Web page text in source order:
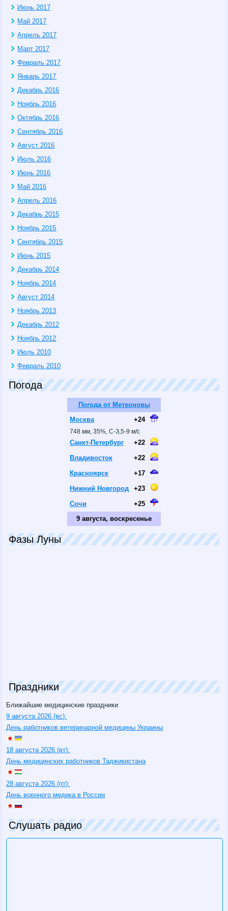
Июнь 2017
Май 2017
Апрель 2017
Март 2017
Февраль 2017
Январь 2017
Декабрь 2016
Ноябрь 2016
Октябрь 2016
Сентябрь 2016
Август 2016
Июль 2016
Июнь 2016
Май 2016
Апрель 2016
Декабрь 2015
Ноябрь 2015
Сентябрь 2015
Июнь 2015
Декабрь 2014
Ноябрь 2014
Август 2014
Ноябрь 2013
Декабрь 2012
Ноябрь 2012
Июль 2010
Февраль 2010
Погода
Погода от Метеоновы
Москва
+24
748 мм, 35%, С-З,5-9 м/с
Санкт-Петербург
+22
Владивосток
+22
Красноярск
+17
Нижний Новгород
+23
Сочи
+25
9 августа, воскресенье
Фазы Луны
Праздники
Ближайшие медицинские праздники
9 августа 2026 (вс):
День работников ветеринарной медицины Украины
18 августа 2026 (вт):
День медицинских работников Таджикистана
28 августа 2026 (пт):
День военного медика в России
Слушать радио